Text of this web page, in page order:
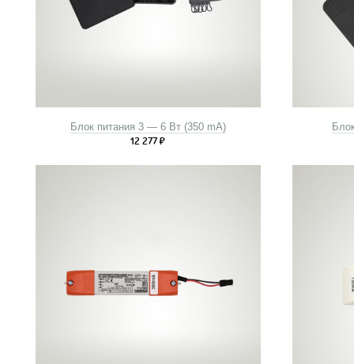
Блок питания 3 — 6 Вт (350 mA)
12 277₽